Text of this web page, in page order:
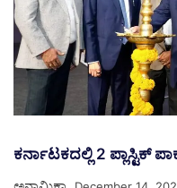
ಕರ್ನಾಟಕದಲ್ಲಿ 2 ಪ್ಲಾಸ್ಟಿಕ್